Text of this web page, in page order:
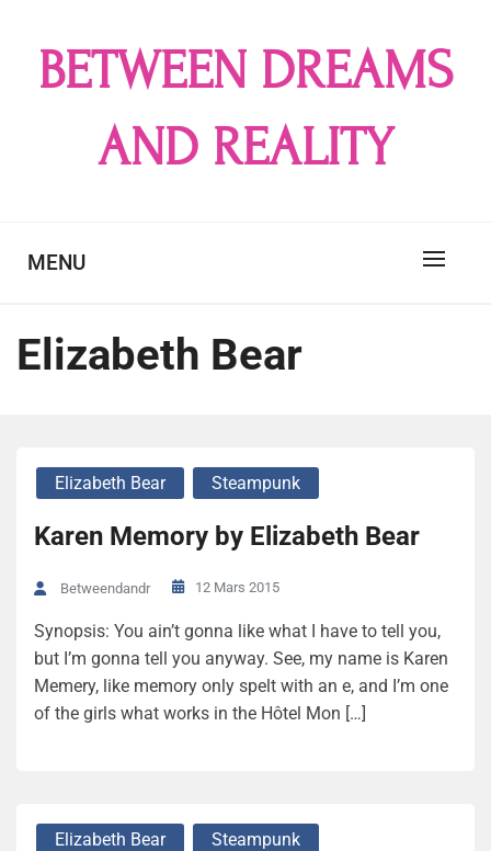
contentBETWEEN DREAMS
AND REALITY
MENU
Elizabeth Bear
Elizabeth Bear Steampunk
Karen Memory by Elizabeth Bear
Betweendandr 12 Mars 2015
Synopsis: You ain’t gonna like what I have to tell you,
but I’m gonna tell you anyway. See, my name is Karen
Memery, like memory only spelt with an e, and I’m one
of the girls what works in the Hôtel Mon […]
Elizabeth Bear Steampunk